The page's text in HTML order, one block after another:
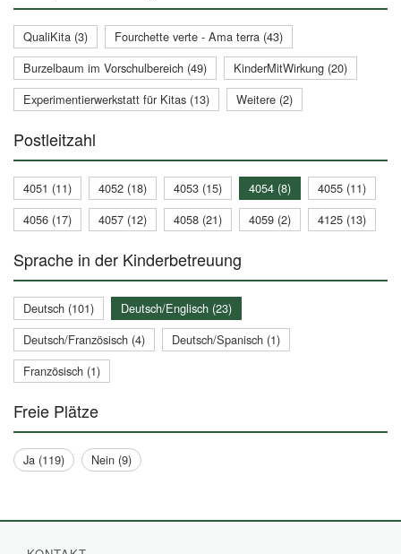
QualiKita (3)
Fourchette verte - Ama terra (43)
Burzelbaum im Vorschulbereich (49)
KinderMitWirkung (20)
Experimentierwerkstatt für Kitas (13)
Weitere (2)
Postleitzahl
4051 (11) 4052 (18) 4053 (15) 4054 (8)
4055 (11)
4056 (17)
4057 (12) 4058 (21) 4059 (2) 4125 (13)
Sprache in der Kinderbetreuung
Deutsch (101)
Deutsch/Englisch (23)
Deutsch/Französisch (4)
Deutsch/Spanisch (1)
Französisch (1)
Freie Plätze
Ja (119) Nein (9)